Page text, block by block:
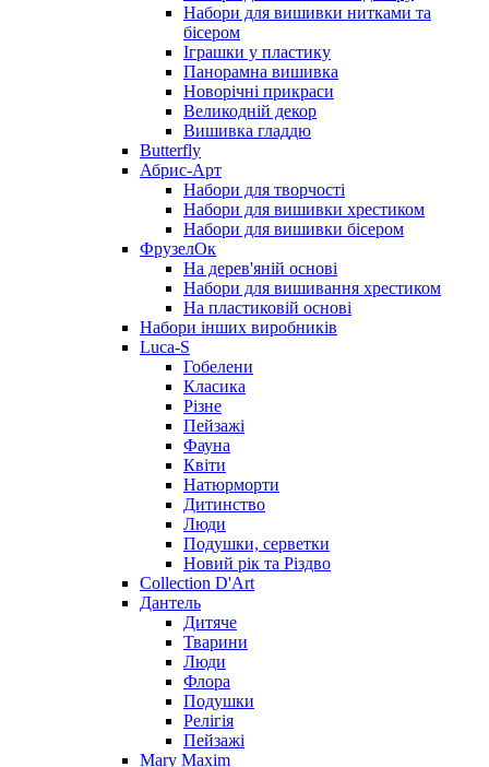
Набори для вишивки нитками та
бісером
Іграшки у пластику
Панорамна вишивка
Новорічні прикраси
Великодній декор
Вишивка гладдю
Butterfly
Абрис-Арт
Набори для творчості
Набори для вишивки хрестиком
Набори для вишивки бісером
ФрузелОк
На дерев'яній основі
Набори для вишивання хрестиком
На пластиковій основі
Набори інших виробників
Luca-S
Гобелени
Класика
Різне
Пейзажі
Фауна
Квіти
Натюрморти
Дитинство
Люди
Подушки, серветки
Новий рік та Різдво
Collection D'Art
Дантель
Дитяче
Тварини
Люди
Флора
Подушки
Релігія
Пейзажі
Mary Maxim